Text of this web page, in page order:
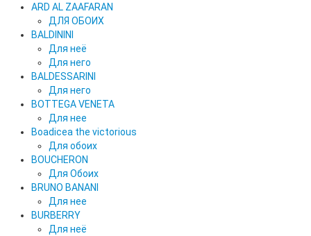
ARD AL ZAAFARAN
ДЛЯ ОБОИХ
BALDININI
Для неё
Для него
BALDESSARINI
Для него
BOTTEGA VENETA
Для нее
Boadicea the victorious
Для обоих
BOUCHERON
Для Обоих
BRUNO BANANI
Для нее
BURBERRY
Для неё